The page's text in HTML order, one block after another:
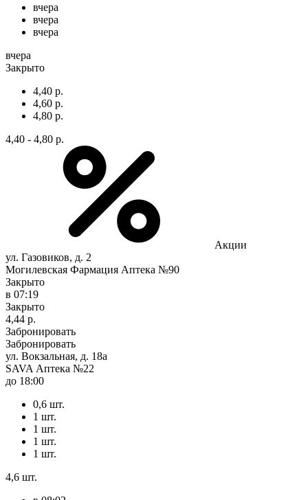
вчера
вчера
вчера
вчера
Закрыто
4,40 р.
4,60 р.
4,80 р.
4,40 - 4,80 р.
Акции
ул. Газовиков, д. 2
Могилевская Фармация Аптека №90
Закрыто
в 07:19
Закрыто
4,44 р.
Забронировать
Забронировать
ул. Вокзальная, д. 18а
SAVA Аптека №22
до 18:00
0,6 шт.
1 шт.
1 шт.
1 шт.
1 шт.
4,6 шт.